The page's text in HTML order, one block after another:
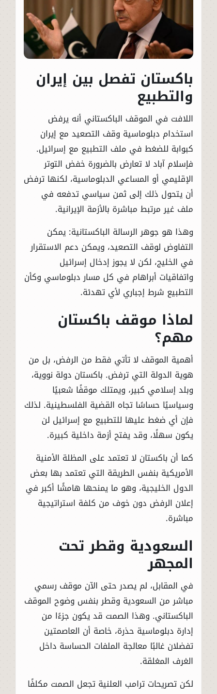
باكستان تفصل بين إيران
والتطبيع
اللافت في الموقف الباكستاني أنه يرفض
استخدام دبلوماسية وقف التصعيد مع إيران
كبوابة للضغط في ملف التطبيع مع إسرائيل.
فإسلام آباد لا تعارض بالضرورة خفض التوتر
الإقليمي أو المساعي الدبلوماسية، لكنها ترفض
أن يتحول ذلك إلى ثمن سياسي تدفعه في
ملف غير مرتبط مباشرة بالأزمة الإيرانية.
وهذا هو جوهر الرسالة الباكستانية: يمكن
التفاوض لوقف التصعيد، ويمكن دعم الاستقرار
في الخليج، لكن لا يجوز إدخال إسرائيل
واتفاقيات أبراهام في كل مسار دبلوماسي وكأن
التطبيع شرط إجباري لأي تهدئة.
لماذا موقف باكستان
مهم؟
أهمية الموقف لا تأتي فقط من الرفض، بل من
هوية الدولة التي ترفض. باكستان دولة نووية،
وبلد إسلامي كبير، ويمتلك موقفًا شعبيًا
وسياسيًا حساسًا تجاه القضية الفلسطينية. لذلك
فإن أي ضغط عليها للتطبيع مع إسرائيل لن
يكون سهلًا، وقد يفتح أزمة داخلية كبيرة.
كما أن باكستان لا تعتمد على المظلة الأمنية
الأمريكية بنفس الطريقة التي تعتمد بها بعض
الدول الخليجية، وهو ما يمنحها هامشًا أكبر في
إعلان الرفض دون خوف من كلفة استراتيجية
مباشرة.
السعودية وقطر تحت
المجهر
في المقابل، لم يصدر حتى الآن موقف رسمي
مباشر من السعودية وقطر بنفس وضوح الموقف
الباكستاني. وهذا الصمت قد يكون جزءًا من
إدارة دبلوماسية حذرة، خاصة أن العاصمتين
تفضلان غالبًا معالجة الملفات الحساسة داخل
الغرف المغلقة.
لكن تصريحات ترامب العلنية تجعل الصمت مكلفًا